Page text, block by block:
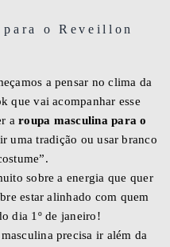
para o Reveillon
a pensar no clima da
que vai acompanhar esse
aroupa masculina para o
uma tradição ou usar branco
sobre a energia que quer
estar alinhado com quem
dia 1º de janeiro!
precisa ir além da